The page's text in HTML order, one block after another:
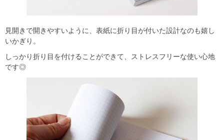
見開きで開きやすいように、表紙に折り目が付いた設計なのも嬉し
いかぎり。
しっかり折り目を付けることができて、ストレスフリーな使い心地
です◎